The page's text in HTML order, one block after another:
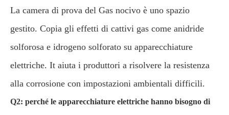
La camera di prova del Gas nocivo è uno spazio
gestito. Copia gli effetti di cattivi gas come anidride
solforosa e idrogeno solforato su apparecchiature
elettriche. It aiuta i produttori a risolvere la resistenza
alla corrosione con impostazioni ambientali difficili.
Q2: perché le apparecchiature elettriche hanno bisogno di